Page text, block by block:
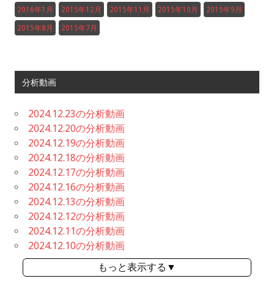
2016年1月 2015年12月 2015年11月 2015年10月 2015年9月
2015年8月 2015年7月
分析動画
2024.12.23の分析動画
2024.12.20の分析動画
2024.12.19の分析動画
2024.12.18の分析動画
2024.12.17の分析動画
2024.12.16の分析動画
2024.12.13の分析動画
2024.12.12の分析動画
2024.12.11の分析動画
2024.12.10の分析動画
もっと表示する▼